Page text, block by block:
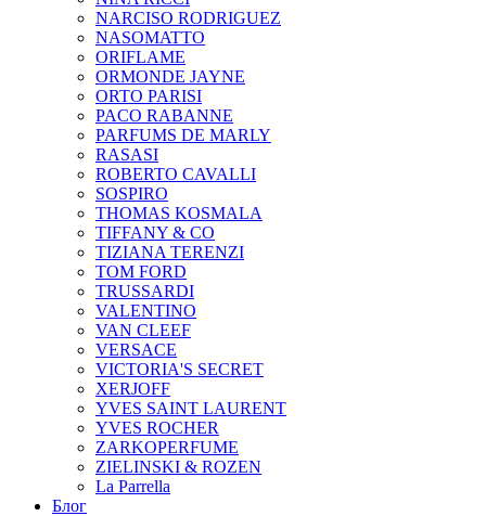
NARCISO RODRIGUEZ
NASOMATTO
ORIFLAME
ORMONDE JAYNE
ORTO PARISI
PACO RABANNE
PARFUMS DE MARLY
RASASI
ROBERTO CAVALLI
SOSPIRO
THOMAS KOSMALA
TIFFANY & CO
TIZIANA TERENZI
TOM FORD
TRUSSARDI
VALENTINO
VAN CLEEF
VERSACE
VICTORIA'S SECRET
XERJOFF
YVES SAINT LAURENT
YVES ROCHER
ZARKOPERFUME
ZIELINSKI & ROZEN
La Parrella
Блог